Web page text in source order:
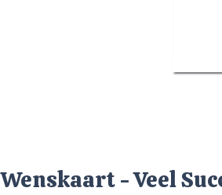
Wenskaart - Veel